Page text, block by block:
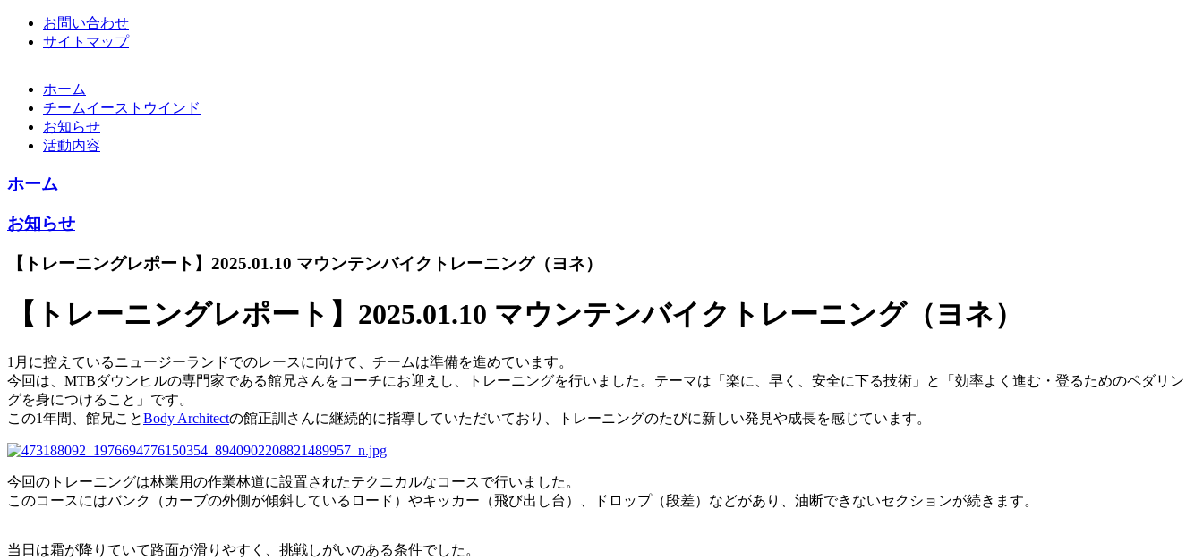
お問い合わせ
サイトマップ
ホーム
チームイーストウインド
お知らせ
活動内容
ホーム
お知らせ
【トレーニングレポート】2025.01.10 マウンテンバイクトレーニング（ヨネ）
【トレーニングレポート】2025.01.10 マウンテンバイクトレーニング（ヨネ）
1月に控えているニュージーランドでのレースに向けて、チームは準備を進めています。
今回は、MTBダウンヒルの専門家である館兄さんをコーチにお迎えし、トレーニングを行いました。テーマは「楽に、早く、安全に下る技術」と「効率よく進む・登るためのペダリン
グを身につけること」です。
この1年間、館兄ことBody Architectの館正訓さんに継続的に指導していただいており、トレーニングのたびに新しい発見や成長を感じています。
今回のトレーニングは林業用の作業林道に設置されたテクニカルなコースで行いました。
このコースにはバンク（ カーブの外側が傾斜しているロード） やキッカー（飛び出し台）、ドロップ（段差）などがあり、油断できないセクションが続きます。
当日は霜が降りていて路面が滑りやすく、挑戦しがいのある条件でした。